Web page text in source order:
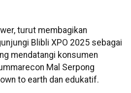
turut membagikan
Blibli XPO 2025 sebagai
mendatangi konsumen
Mal Serpong
to earth dan edukatif.